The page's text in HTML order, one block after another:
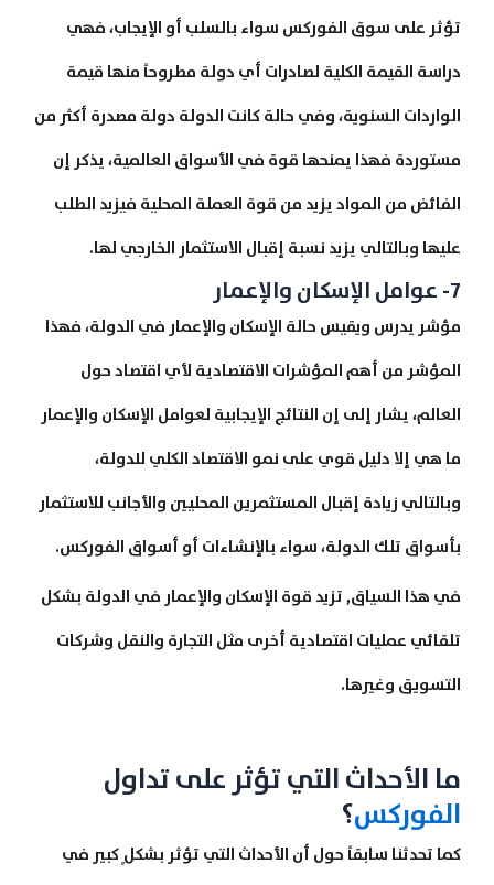
تؤثر على سوق الفوركس سواء بالسلب أو الإيجاب، فهي
دراسة القيمة الكلية لصادرات أي دولة مطروحاً منها قيمة
الواردات السنوية، وفي حالة كانت الدولة دولة مصدرة أكثر من
مستوردة فهذا يمنحها قوة في الأسواق العالمية، يذكر إن
الفائض من المواد يزيد من قوة العملة المحلية فيزيد الطلب
عليها وبالتالي يزيد نسبة إقبال الاستثمار الخارجي لها.
7- عوامل الإسكان والإعمار
مؤشر يدرس ويقيس حالة الإسكان والإعمار في الدولة، فهذا
المؤشر من أهم المؤشرات الاقتصادية لأي اقتصاد حول
العالم، يشار إلى إن النتائج الإيجابية لعوامل الإسكان والإعمار
ما هي إلا دليل قوي على نمو الاقتصاد الكلي للدولة،
وبالتالي زيادة إقبال المستثمرين المحليين والأجانب للاستثمار
بأسواق تلك الدولة، سواء بالإنشاءات أو أسواق الفوركس.
في هذا السياق, تزيد قوة الإسكان والإعمار في الدولة بشكل
تلقائي عمليات اقتصادية أخرى مثل التجارة والنقل وشركات
التسويق وغيرها.
ما الأحداث التي تؤثر على تداول
الفوركس؟
كما تحدثنا سابقاً حول أن الأحداث التي تؤثر بشكلٍ كبير في